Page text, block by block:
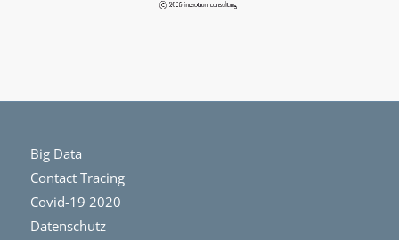
Big Data
Contact Tracing
Covid-19 2020
Datenschutz